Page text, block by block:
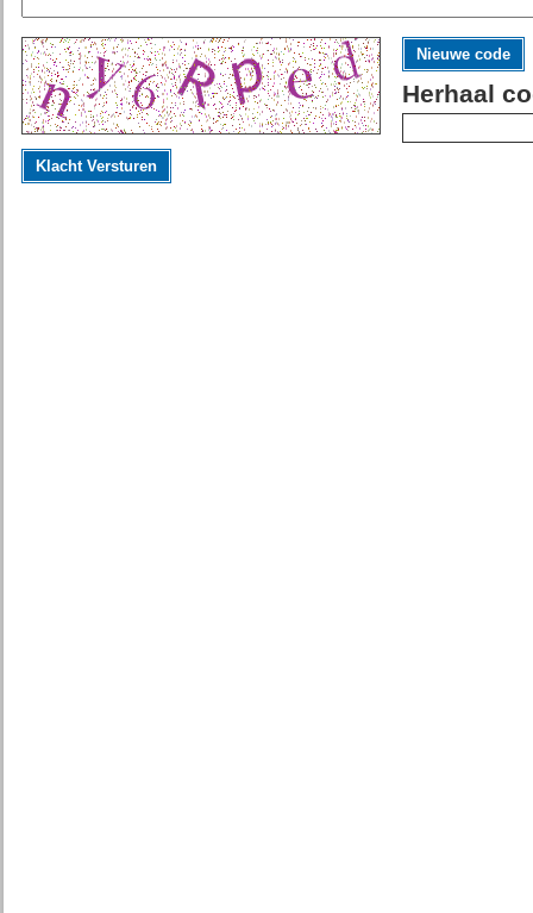
Nieuwe code
Herhaal
Klacht Versturen